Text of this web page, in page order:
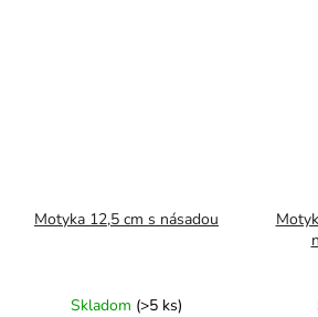
Motyka 12,5 cm s násadou
Skladom (>5 ks)